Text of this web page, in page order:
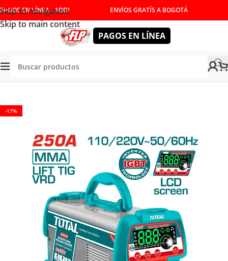
Skip to navigation
Skip to main content
PAGOS EN LÍNEA - ADDI ENVÍOS GRATÍS A BOGOTÁ
PAGOS EN LÍNEA
Tienda/SOLDADURA
-17%